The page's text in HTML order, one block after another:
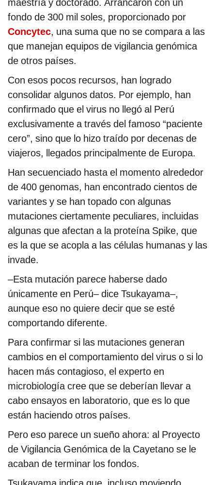
fondo de 300 mil soles, proporcionado por
Concytec, una suma que no se compara a las
que manejan equipos de vigilancia genómica
de otros países.
Con esos pocos recursos, han logrado
consolidar algunos datos. Por ejemplo, han
confirmado que el virus no llegó al Perú
exclusivamente a través del famoso “paciente
cero”, sino que lo hizo traído por decenas de
viajeros, llegados principalmente de Europa.
Han secuenciado hasta el momento alrededor
de 400 genomas, han encontrado cientos de
variantes y se han topado con algunas
mutaciones ciertamente peculiares, incluidas
algunas que afectan a la proteína Spike, que
es la que se acopla a las células humanas y las
invade.
–Esta mutación parece haberse dado
únicamente en Perú– dice Tsukayama–,
aunque eso no quiere decir que se esté
comportando diferente.
Para confirmar si las mutaciones generan
cambios en el comportamiento del virus o si lo
hacen más contagioso, el experto en
microbiología cree que se deberían llevar a
cabo ensayos en laboratorio, que es lo que
están haciendo otros países.
Pero eso parece un sueño ahora: al Proyecto
de Vigilancia Genómica de la Cayetano se le
acaban de terminar los fondos.